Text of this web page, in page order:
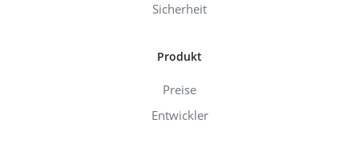
Sicherheit
Produkt
Preise
Entwickler